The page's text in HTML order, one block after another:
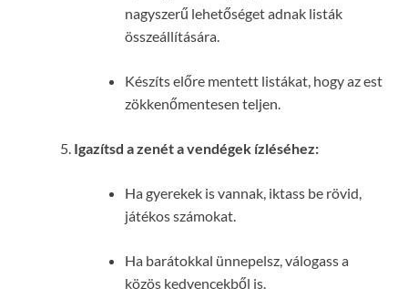
nagyszerű lehetőséget adnak listák
összeállítására.
Készíts előre mentett listákat, hogy az est
zökkenőmentesen teljen.
Igazítsd a zenét a vendégek ízléséhez:
Ha gyerekek is vannak, iktass be rövid,
játékos számokat.
Ha barátokkal ünnepelsz, válogass a
közös kedvencekből is.